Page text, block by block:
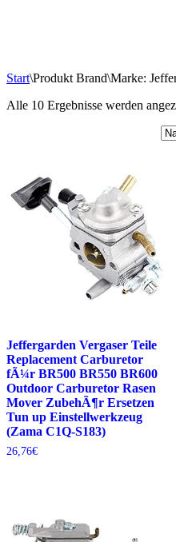
Start\Produkt Brand\Marke:
Alle 10 Ergebnisse werden
Jeffergarden Vergaser Teile
Replacement Carburetor
fÃ¼r BR500 BR550 BR600
Outdoor Carburetor Rasen
Mover ZubehÃ¶r Ersetzen
Tun up Einstellwerkzeug
(Zama C1Q-S183)
26,76€